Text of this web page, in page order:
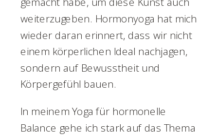
weiterzugeben. Hormonyoga hat mich
wieder daran erinnert, dass wir nicht
einem körperlichen Ideal nachjagen,
sondern auf Bewusstheit und
Körpergefühl bauen.
In meinem Yoga für hormonelle
Balance gehe ich stark auf das Thema